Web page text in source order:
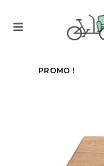
PROMO !